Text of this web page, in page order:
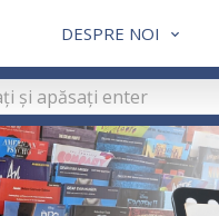
DESPRE NOI